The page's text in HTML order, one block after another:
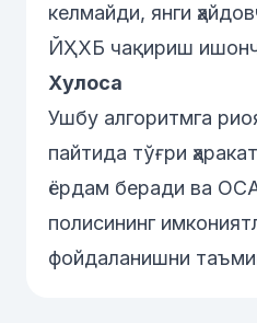
келмайди, янги
ЙҲХБ чақириш
Хулоса
Ушбу алгоритмга
пайтида тўғри
ёрдам беради ва
полисининг
фойдаланишни